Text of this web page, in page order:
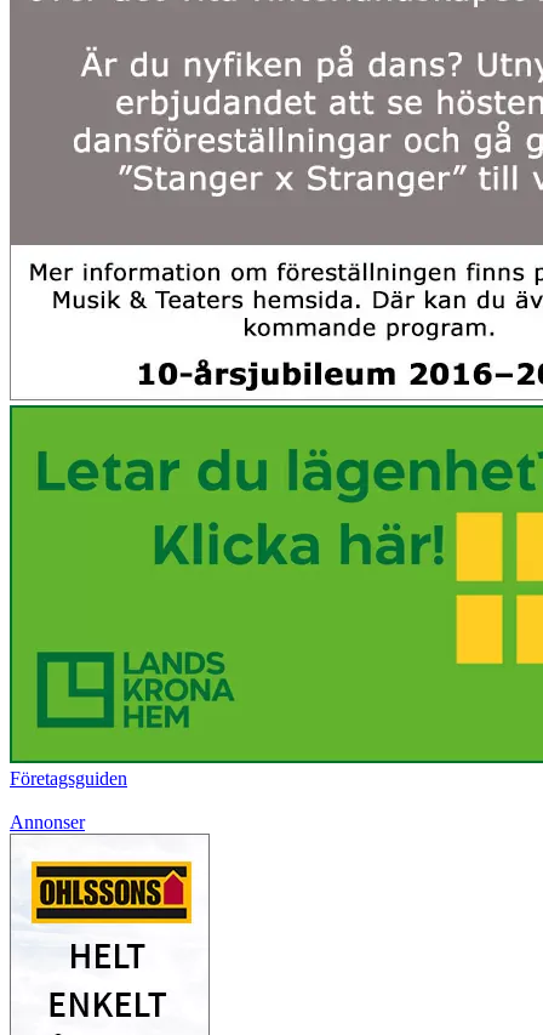
Företagsguiden
Annonser